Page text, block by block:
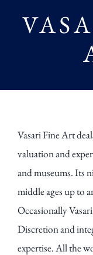
Vasari Fine Art
valuation and
and museums. Its
middle ages up to
Occasionally
Discretion and
expertise. All the